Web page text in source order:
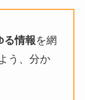
る情報を網
う、分か